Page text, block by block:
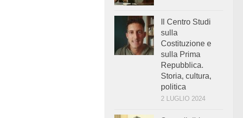
Il Centro Studi
sulla
Costituzione e
sulla Prima
Repubblica.
Storia, cultura,
politica
2 LUGLIO 2024